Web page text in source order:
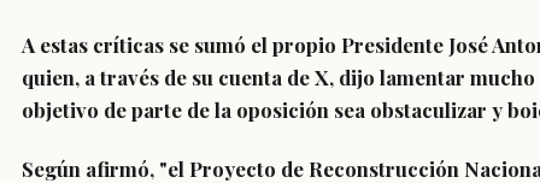
A estas críticas se sumó el propio Presidente José
quien, a través de su cuenta de X, dijo lamentar mucho
objetivo de parte de la oposición sea obstaculizar y
Según afirmó, "el Proyecto de Reconstrucción